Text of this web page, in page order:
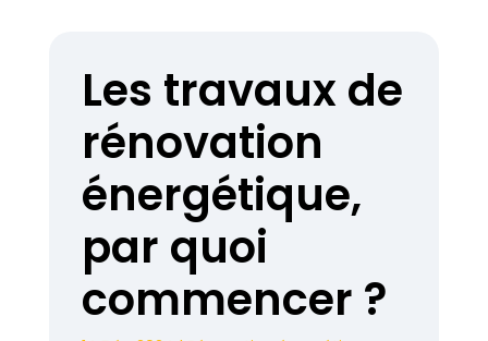
Les travaux de
rénovation
énergétique,
par quoi
commencer ?